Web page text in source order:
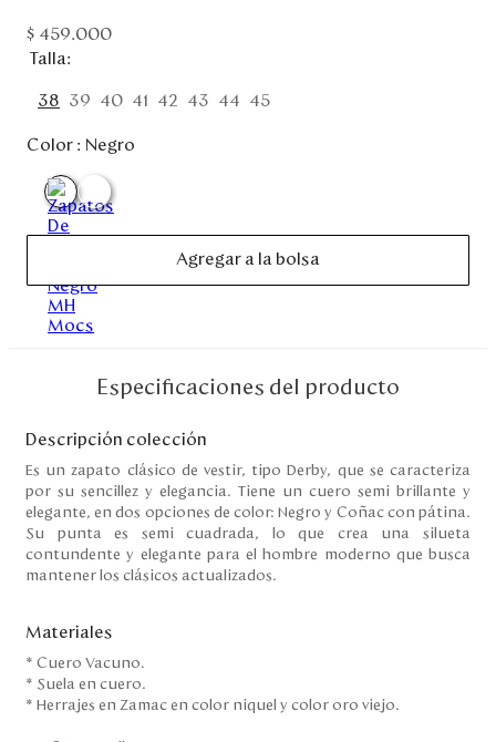
Colombia
Panamá
Venezuela
$ 459.000
Talla
38 39 40 41 42 43 44 45
Color : Negro
Agregar a la bolsa
Especificaciones del producto
Descripción colección
Es un zapato clásico de vestir, tipo Derby, que se caracteriza
por su sencillez y elegancia. Tiene un cuero semi brillante y
elegante, en dos opciones de color: Negro y Coñac con pátina.
Su punta es semi cuadrada, lo que crea una silueta
contundente y elegante para el hombre moderno que busca
mantener los clásicos actualizados.
Materiales
* Cuero Vacuno.
* Suela en cuero.
* Herrajes en Zamac en color niquel y color oro viejo.